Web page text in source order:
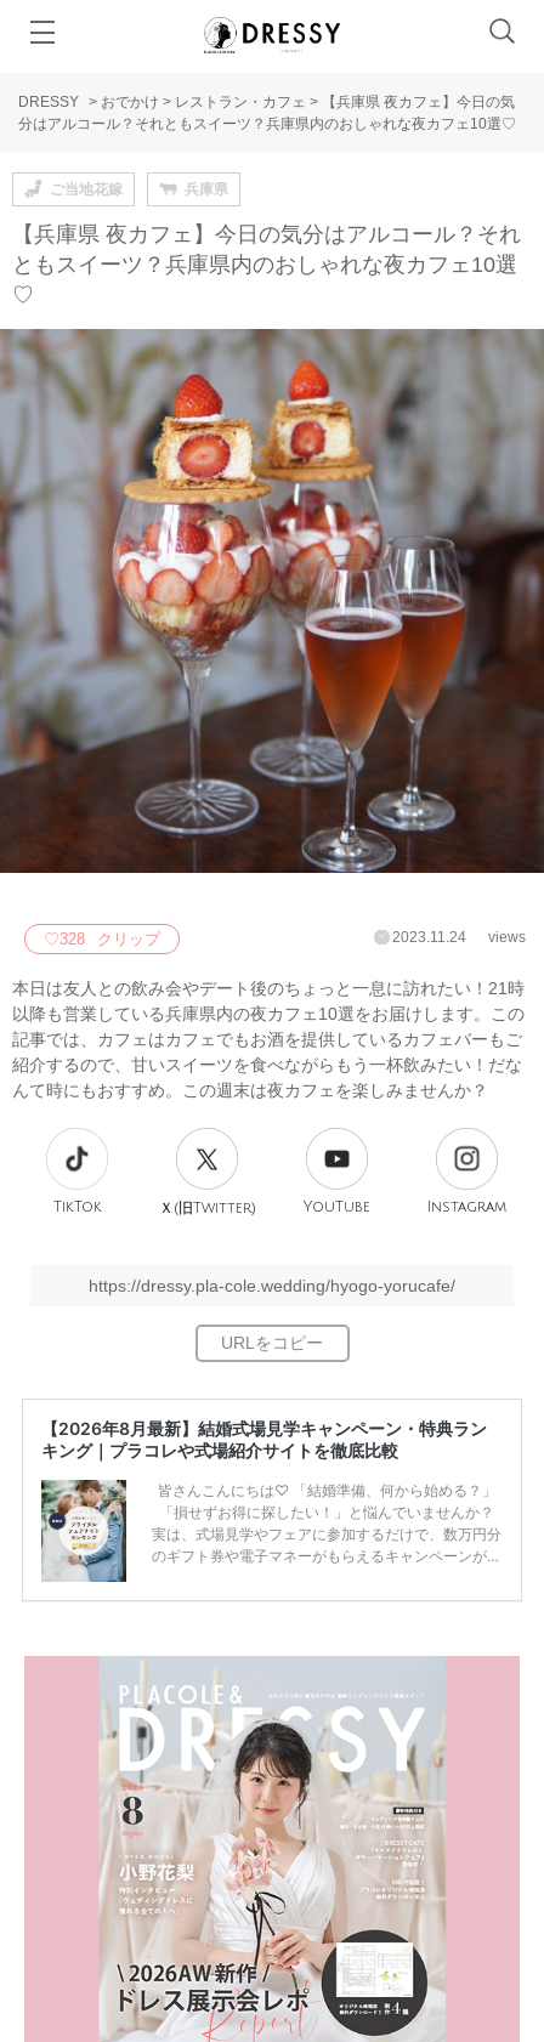
DRESSY > おでかけ > レストラン・カフェ >
【兵庫県 夜カフェ】今日の気
分はアルコール？それともスイーツ？兵庫県内のおしゃれな夜カフェ10選♡
ご当地花嫁 兵庫県
【兵庫県 夜カフェ】今日の気分はアルコール？それ
ともスイーツ？兵庫県内のおしゃれな夜カフェ10選
♡
♡328 クリップ 2023.11.24 views
本日は友人との飲み会やデート後のちょっと一息に訪れたい！21時
以降も営業している兵庫県内の夜カフェ10選をお届けします。この
記事では、カフェはカフェでもお酒を提供しているカフェバーもご
紹介するので、甘いスイーツを食べながらもう一杯飲みたい！だな
んて時にもおすすめ。この週末は夜カフェを楽しみませんか？
TikTok Ｘ(旧Twitter) YouTube Instagram
https://dressy.pla-cole.wedding/hyogo-yorucafe/
【2026年8月最新】結婚式場見学キャンペーン・特典ラン
キング｜プラコレや式場紹介サイトを徹底比較
皆さんこんにちは♡ 「結婚準備、何から始める？」
「損せずお得に探したい！」と悩んでいませんか？
実は、式場見学やフェアに参加するだけで、数万円分
のギフト券や電子マネーがもらえるキャンペーンがあ
ため、比較せずに選ぶと損をしてしまうことも……。
内容：特典金額・条件・応募方法・注意点 「どこが
一番お得？」「プラコレの特典は？」といった疑問も
解決します。 まずは診断で候補を絞れる「ウェディ
ング診断」か、体験型 […]
続きを読む